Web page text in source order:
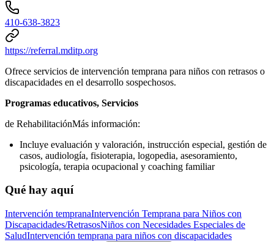
410-638-3823
https://referral.mditp.org
Ofrece servicios de intervención temprana para niños con retrasos o
discapacidades en el desarrollo sospechosos.
Programas educativos, Servicios
de RehabilitaciónMás información:
Incluye evaluación y valoración, instrucción especial, gestión de
casos, audiología, fisioterapia, logopedia, asesoramiento,
psicología, terapia ocupacional y coaching familiar
Qué hay aquí
Intervención tempranaIntervención Temprana para Niños con
Discapacidades/RetrasosNiños con Necesidades Especiales de
SaludIntervención temprana para niños con discapacidades